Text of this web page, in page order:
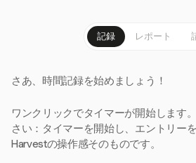
記録 レポート
さあ、時間記録を始めましょう！
ワンクリックでタイマーが開始します
さい：タイマーを開始し、エントリー
Harvestの操作感そのものです。